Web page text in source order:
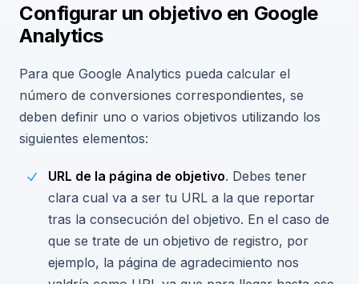
Configurar un objetivo en Google
Analytics
Para que Google Analytics pueda calcular el
número de conversiones correspondientes, se
deben definir uno o varios objetivos utilizando los
siguientes elementos:
URL de la página de objetivo. Debes tener
clara cual va a ser tu URL a la que reportar
tras la consecución del objetivo. En el caso de
que se trate de un objetivo de registro, por
ejemplo, la página de agradecimiento nos